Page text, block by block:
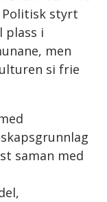
styrt
plass i
men
si frie
saman med